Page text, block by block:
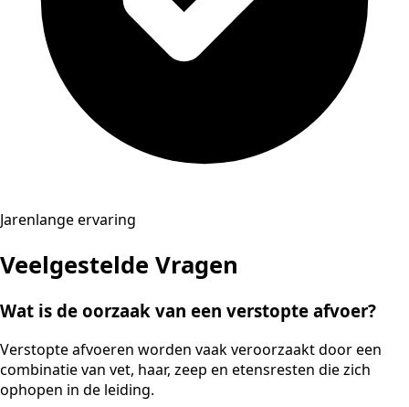
Jarenlange ervaring
Veelgestelde Vragen
Wat is de oorzaak van een verstopte afvoer?
Verstopte afvoeren worden vaak veroorzaakt door een
combinatie van vet, haar, zeep en etensresten die zich
ophopen in de leiding.